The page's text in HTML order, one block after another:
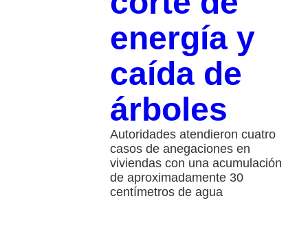
energía y
caída de
árboles
Autoridades atendieron cuatro
casos de anegaciones en
viviendas con una acumulación
de aproximadamente 30
centímetros de agua